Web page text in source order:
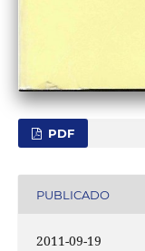
PDF
PUBLICADO
2011-09-19